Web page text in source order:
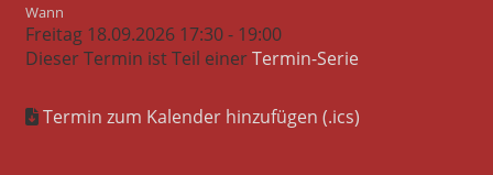
Wann
Freitag 18.09.2026 17:30 - 19:00
Dieser Termin ist Teil einerTermin-Serie
Termin zum Kalender hinzufügen (.ics)